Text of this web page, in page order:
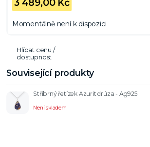
Momentálně není k dispozici
Hlídat cenu /
dostupnost
Související produkty
Stříbrný řetízek Azurit drúza - Ag925
Není skladem